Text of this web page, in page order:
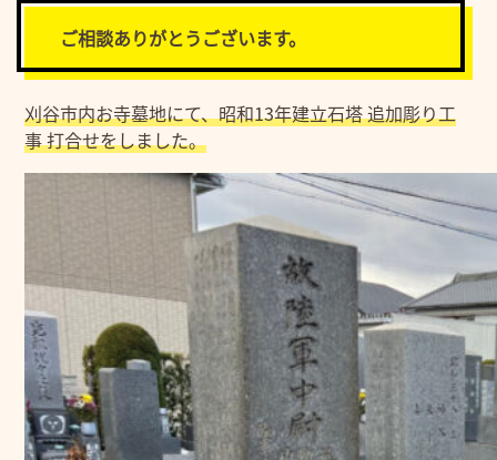
ご相談ありがとうございます。
刈谷市内お寺墓地にて、昭和13年建立石塔 追加彫り工
事 打合せをしました。